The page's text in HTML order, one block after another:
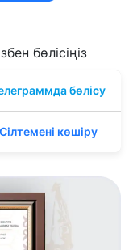
бөлісіңіз
бөлісу
Сілтемені көшіру